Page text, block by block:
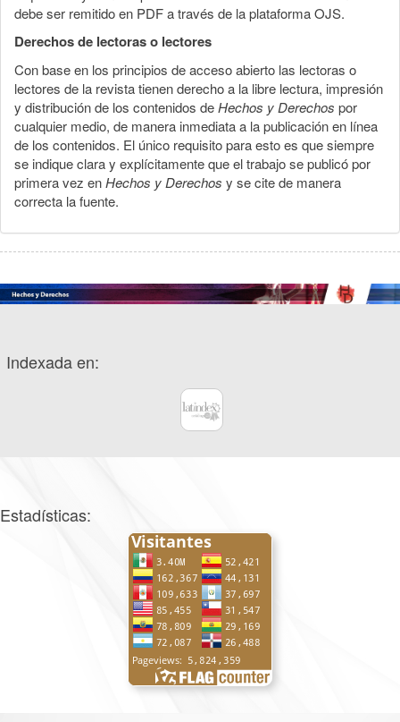
debe ser remitido en PDF a través de la plataforma OJS.
Derechos de lectoras o lectores
Con base en los principios de acceso abierto las lectoras o
lectores de la revista tienen derecho a la libre lectura, impresión
y distribución de los contenidos deHechos y Derechos por
cualquier medio, de manera inmediata a la publicación en línea
de los contenidos. El único requisito para esto es que siempre
se indique clara y explícitamente que el trabajo se publicó por
primera vez enHechos y Derechos y se cite de manera
correcta la fuente.
Indexada en:
Estadísticas: